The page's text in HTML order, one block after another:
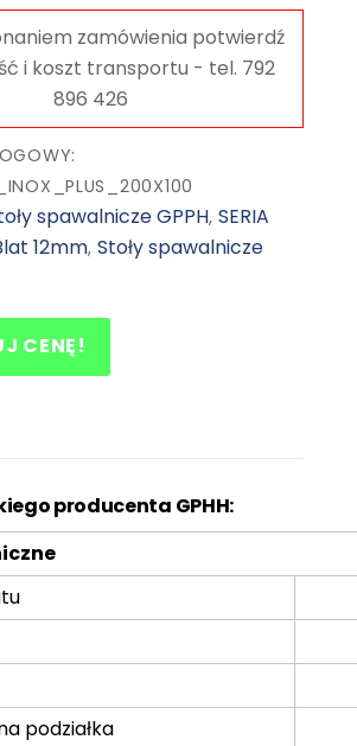
spawalnicze GPPH,SERIA
12mm,Stoły spawalnicze
CENĘ!
producenta GPHH:
podziałka